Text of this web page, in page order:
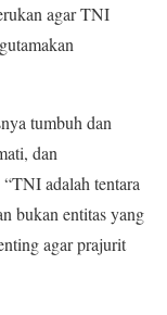
agar TNI
tumbuh dan
dan
adalah tentara
bukan entitas yang
agar prajurit